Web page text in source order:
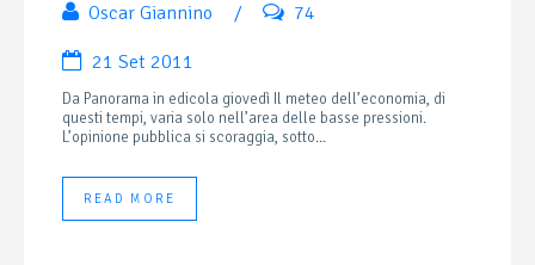
Oscar Giannino
/ 74
21 Set 2011
Da Panorama in edicola giovedì Il meteo dell’economia, di
questi tempi, varia solo nell’area delle basse pressioni.
L’opinione pubblica si scoraggia, sotto...
READ MORE